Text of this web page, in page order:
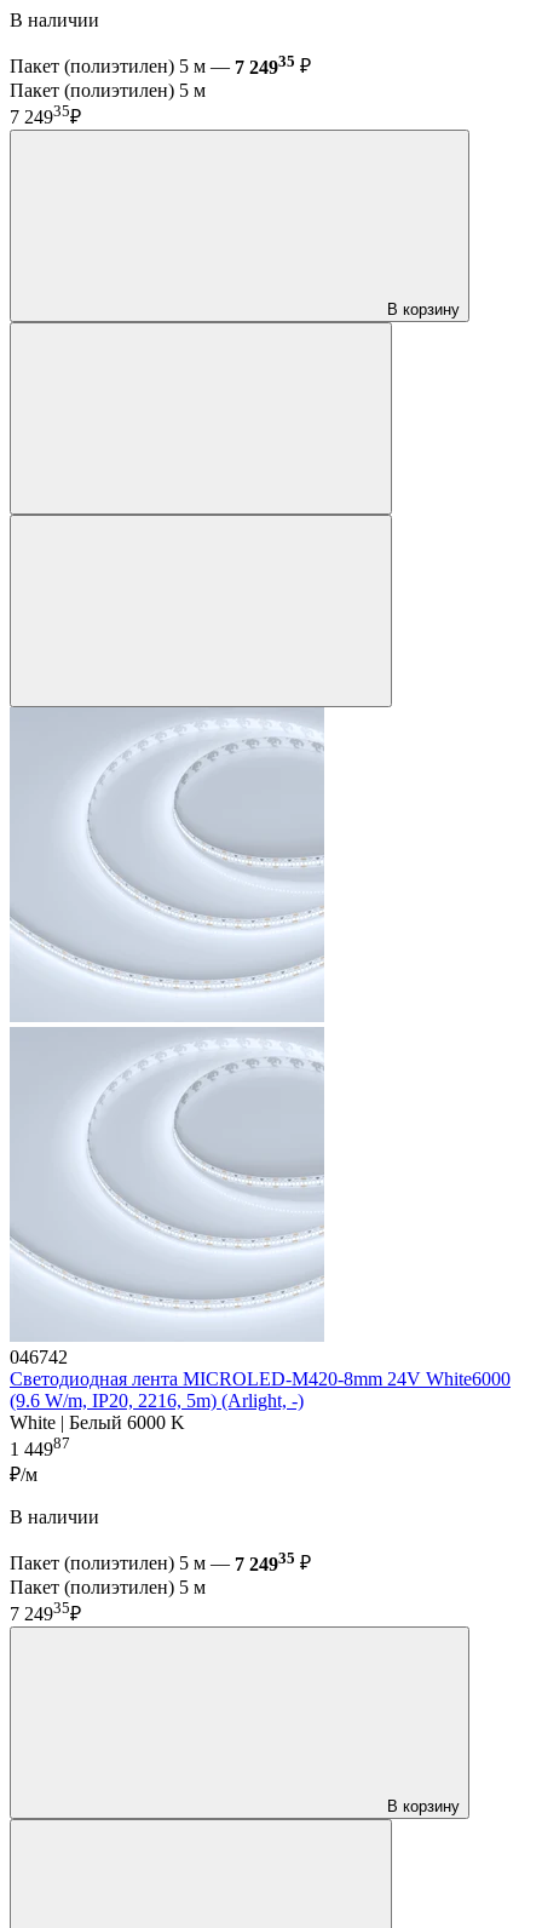
В наличии
Пакет (полиэтилен) 5 м — 7 24935 ₽
Пакет (полиэтилен) 5 м
7 24935₽
В корзину
046742
Светодиодная лента MICROLED-M420-8mm 24V White6000
(9.6 W/m, IP20, 2216, 5m) (Arlight, -)
White | Белый 6000 K
1 44987
₽/м
В наличии
Пакет (полиэтилен) 5 м — 7 24935 ₽
Пакет (полиэтилен) 5 м
7 24935₽
В корзину